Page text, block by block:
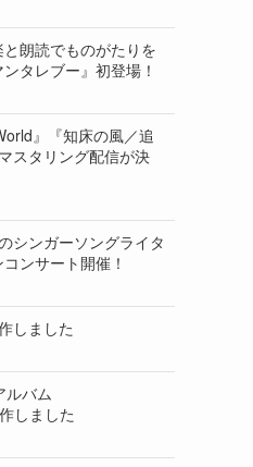
と朗読でものがたりを
タレブー』初登場！
』『知床の風／追
スタリング配信が決
シンガーソングライタ
ンサート開催！
しました
ルバム
しました